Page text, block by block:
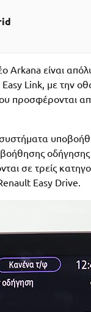
Arkana είναι
Link, με την
προσφέρονται
οδήγησης
σε τρείς
Easy Drive.